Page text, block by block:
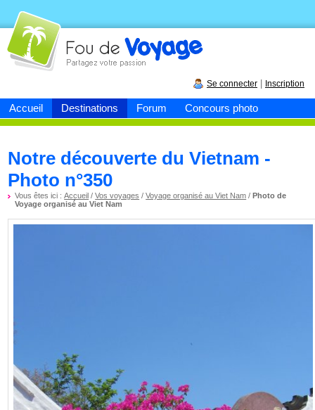
Accueil Destinations Forum Concours photo
Fou devoyage
Se connecter Inscription
Notre découverte du Vietnam -
Photo n°350
Vous êtes ici :Accueil /Vos voyages /Voyage organisé au Viet Nam /Photo de
Voyage organisé au Viet Nam